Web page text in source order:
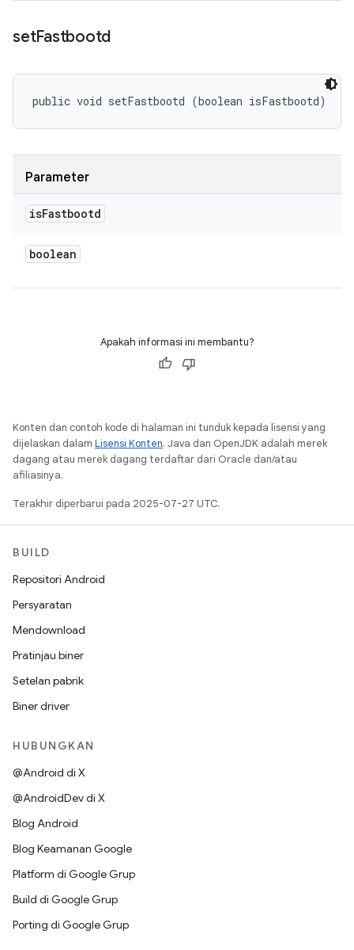
setFastbootd
public void setFastbootd (boolean isFastbootd)
Parameter
isFastbootd
boolean
Apakah informasi ini membantu?
Konten dan contoh kode di halaman ini tunduk kepada lisensi yang
dijelaskan dalam Lisensi Konten. Java dan OpenJDK adalah merek
dagang atau merek dagang terdaftar dari Oracle dan/atau
afiliasinya.
Terakhir diperbarui pada 2025-07-27 UTC.
BUILD
Repositori Android
Persyaratan
Mendownload
Pratinjau biner
Setelan pabrik
Biner driver
HUBUNGKAN
@Android di X
@AndroidDev di X
Blog Android
Blog Keamanan Google
Platform di Google Grup
Build di Google Grup
Porting di Google Grup